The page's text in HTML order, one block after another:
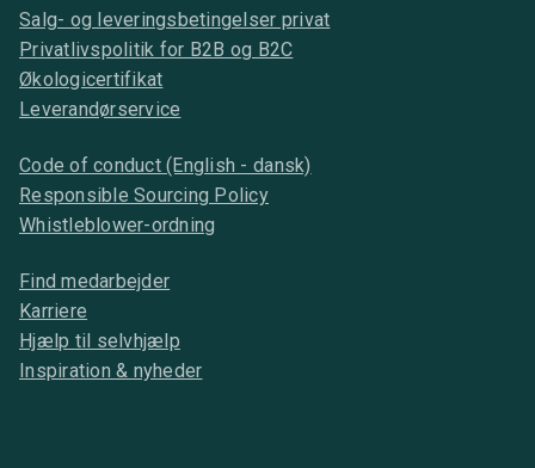
Salg- og leveringsbetingelser privat
Privatlivspolitik for B2B og B2C
Økologicertifikat
Leverandørservice
Code of conduct (English - dansk)
Responsible Sourcing Policy
Whistleblower-ordning
Find medarbejder
Karriere
Hjælp til selvhjælp
Inspiration & nyheder